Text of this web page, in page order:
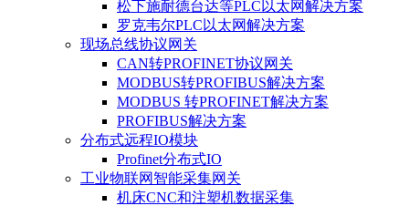
松下施耐德台达等PLC以太网解决方案
罗克韦尔PLC以太网解决方案
现场总线协议网关
CAN转PROFINET协议网关
MODBUS转PROFIBUS解决方案
MODBUS 转PROFINET解决方案
PROFIBUS解决方案
分布式远程IO模块
Profinet分布式IO
工业物联网智能采集网关
机床CNC和注塑机数据采集